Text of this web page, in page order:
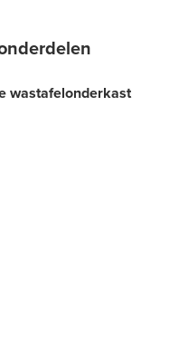
wastafelonderkast